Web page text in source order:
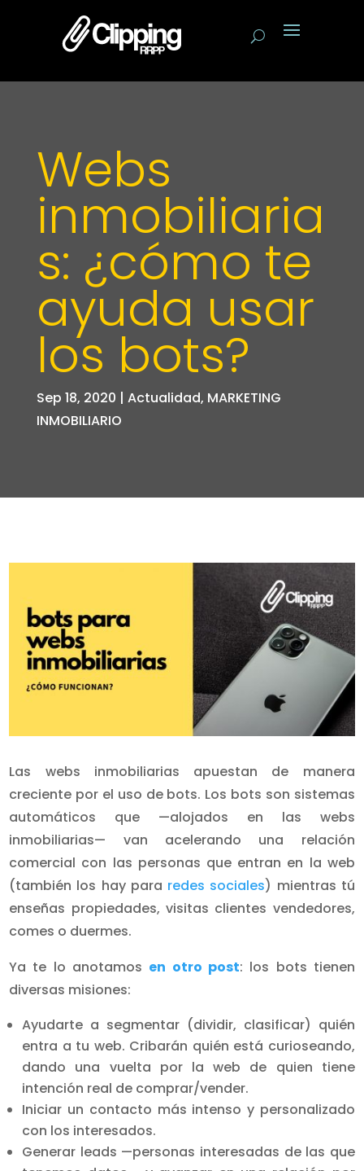
Webs
inmobiliaria
s: ¿cómo te
ayuda usar
los bots?
Sep 18, 2020 | Actualidad, MARKETING
INMOBILIARIO
Las webs inmobiliarias apuestan de manera
creciente por el uso de bots. Los bots son sistemas
automáticos que —alojados en las webs
inmobiliarias— van acelerando una relación
comercial con las personas que entran en la web
(también los hay para redes sociales) mientras tú
enseñas propiedades, visitas clientes vendedores,
comes o duermes.
Ya te lo anotamos en otro post: los bots tienen
diversas misiones:
Ayudarte a segmentar (dividir, clasificar) quién
entra a tu web. Cribarán quién está curioseando,
dando una vuelta por la web de quien tiene
intención real de comprar/vender.
Iniciar un contacto más intenso y personalizado
con los interesados.
Generar leads —personas interesadas de las que